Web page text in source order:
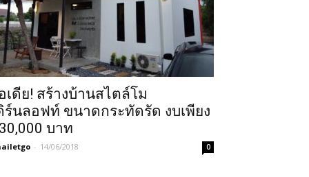
เดีย! สร้างบ้านสไตล์โม
ร์นลอฟท์ ขนาดกระทัดรัด งบเพียง
บาท
- 14/06/2018 0